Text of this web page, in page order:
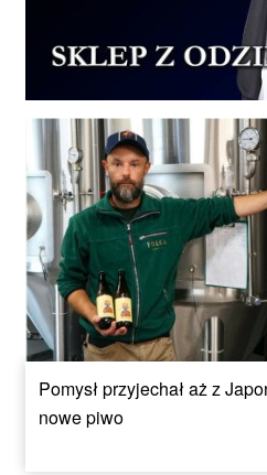
Pomysł przyjechał aż z
nowe piwo